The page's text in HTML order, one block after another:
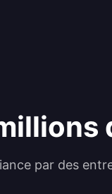
par des